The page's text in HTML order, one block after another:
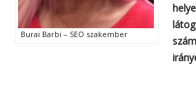
Burai Barbi – SEO szakember